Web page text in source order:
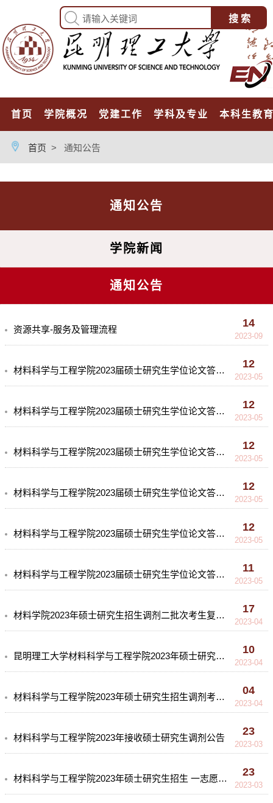
首页 学院概况 党建工作 学科及专业 本科生教
首页 > 通知公告
通知公告
学院新闻
通知公告
资源共享-服务及管理流程
14
2023-09
材料科学与工程学院2023届硕士研究生学位论文答辩（分析测试中心）
12
2023-05
材料科学与工程学院2023届硕士研究生学位论文答辩（宝石材料及工艺学系）
12
2023-05
材料科学与工程学院2023届硕士研究生学位论文答辩（无机金属材料学系）
12
2023-05
材料科学与工程学院2023届硕士研究生学位论文答辩（材料加工工程系）
12
2023-05
材料科学与工程学院2023届硕士研究生学位论文答辩（材料物理与化学系）
12
2023-05
材料科学与工程学院2023届硕士研究生学位论文答辩（金属材料学系）
11
2023-05
材料学院2023年硕士研究生招生调剂二批次考生复试名单-公示
17
2023-04
昆明理工大学材料科学与工程学院2023年硕士研究生招生调剂考生复试名单
10
2023-04
材料科学与工程学院2023年硕士研究生招生调剂考生复试安排
04
2023-04
材料科学与工程学院2023年接收硕士研究生调剂公告
23
2023-03
材料科学与工程学院2023年硕士研究生招生 一志愿复试安排
23
2023-03